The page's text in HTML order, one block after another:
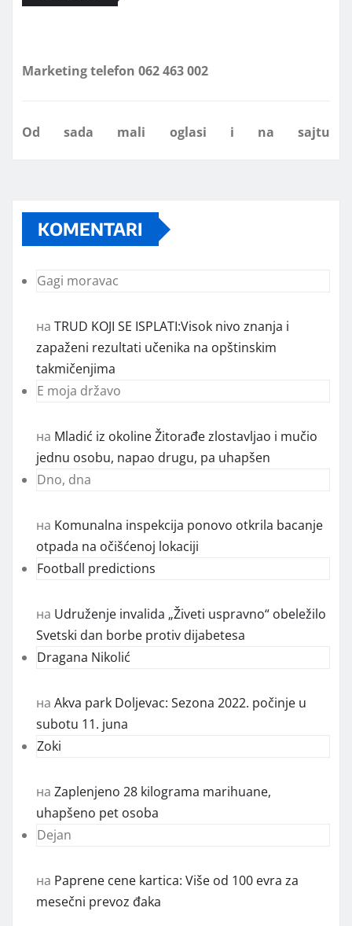
KOMENTARI
Gagi moravac
на TRUD KOJI SE ISPLATI:Visok nivo znanja i
zapaženi rezultati učenika na opštinskim
takmičenjima
E moja državo
на Mladić iz okoline Žitorađe zlostavljao i mučio
jednu osobu, napao drugu, pa uhapšen
Dno, dna
на Komunalna inspekcija ponovo otkrila bacanje
otpada na očišćenoj lokaciji
Football predictions
на Udruženje invalida „Živeti uspravno“ obeležilo
Svetski dan borbe protiv dijabetesa
Dragana Nikolić
на Akva park Doljevac: Sezona 2022. počinje u
subotu 11. juna
Zoki
на Zaplenjeno 28 kilograma marihuane,
uhapšeno pet osoba
Dejan
на Paprene cene kartica: Više od 100 evra za
mesečni prevoz đaka